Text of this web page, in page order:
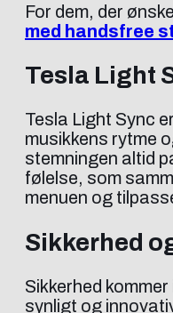
For dem, der
med handsfree
Tesla Light
Tesla Light Sync
musikkens rytme
stemningen altid
følelse, som
menuen og
Sikkerhed
Sikkerhed
synligt og